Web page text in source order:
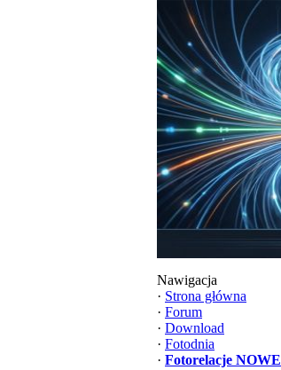
Nawigacja
· Strona główna
· Forum
· Download
· Fotodnia
· Fotorelacje NOWE